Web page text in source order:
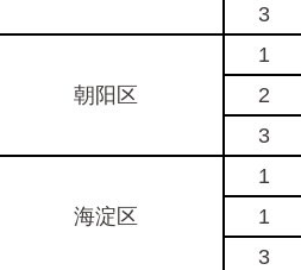
3
朝阳区
1
2
3
海淀区
1
1
3